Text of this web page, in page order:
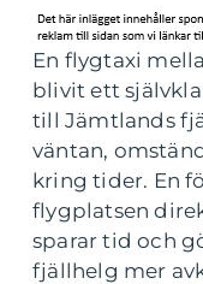
En flygtaxi
blivit ett
till Jämtlands
väntan,
kring tider. En
flygplatsen
sparar tid och
fjällhelg mer